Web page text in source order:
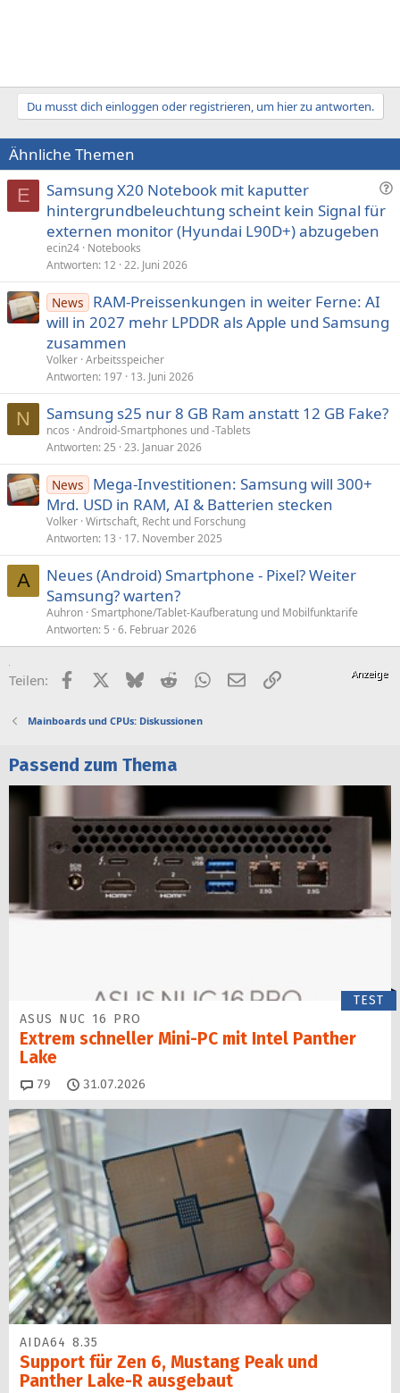
Du musst dich einloggen oder registrieren, um hier zu antworten.
Ähnliche Themen
E
F
Samsung X20 Notebook mit kaputter
hintergrundbeleuchtung scheint kein Signal für
externen monitor (Hyundai L90D+) abzugeben
ecin24 Notebooks
Antworten 12 22. Juni 2026
News
RAM-Preissenkungen in weiter Ferne: AI
will in 2027 mehr LPDDR als Apple und Samsung
zusammen
Volker Arbeitsspeicher
Antworten 197 13. Juni 2026
N Samsung s25 nur 8 GB Ram anstatt 12 GB Fake?
ncos Android-Smartphones und -Tablets
Antworten 25 23. Januar 2026
News
Mega-Investitionen: Samsung will 300+
Mrd. USD in RAM, AI & Batterien stecken
Volker Wirtschaft, Recht und Forschung
Antworten 13 17. November 2025
A
Neues (Android) Smartphone - Pixel? Weiter
Samsung? warten?
Auhron Smartphone/Tablet-Kaufberatung und Mobilfunktarife
Antworten 5 6. Februar 2026
Teilen: FacebookX (Twitter)
BlueskyRedditWhatsApp
E-MailLink
Mainboards und CPUs: Diskussionen
Passend zum Thema
TEST
ASUS NUC 16 PRO
Extrem schneller Mini-PC mit Intel Panther
Lake
79 Kommentare
31.07.2026
AIDA64 8.35
Support für Zen 6, Mustang Peak und
Panther Lake-R ausgebaut